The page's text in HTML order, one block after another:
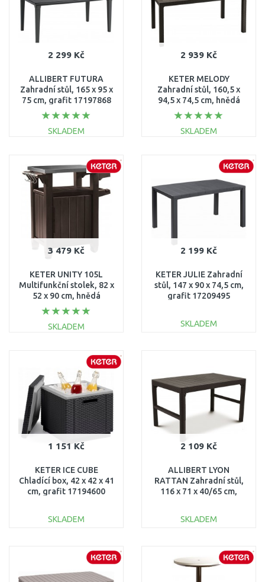
2 299 Kč
ALLIBERT FUTURA
Zahradní stůl, 165 x 95 x
75 cm, grafit 17197868
SKLADEM
Porovnat
2 939 Kč
KETER MELODY
Zahradní stůl, 160,5 x
94,5 x 74,5 cm, hnědá
17190205
SKLADEM
Porovnat
3 479 Kč
KETER UNITY 105L
Multifunkční stolek, 82 x
52 x 90 cm, hnědá
17202663
SKLADEM
Porovnat
2 199 Kč
KETER JULIE Zahradní
stůl, 147 x 90 x 74,5 cm,
grafit 17209495
SKLADEM
1 151 Kč
KETER ICE CUBE
Chladící box, 42 x 42 x 41
cm, grafit 17194600
SKLADEM
2 109 Kč
ALLIBERT LYON
RATTAN Zahradní stůl,
116 x 71 x 40/65 cm,
SKLADEM
Porovnat